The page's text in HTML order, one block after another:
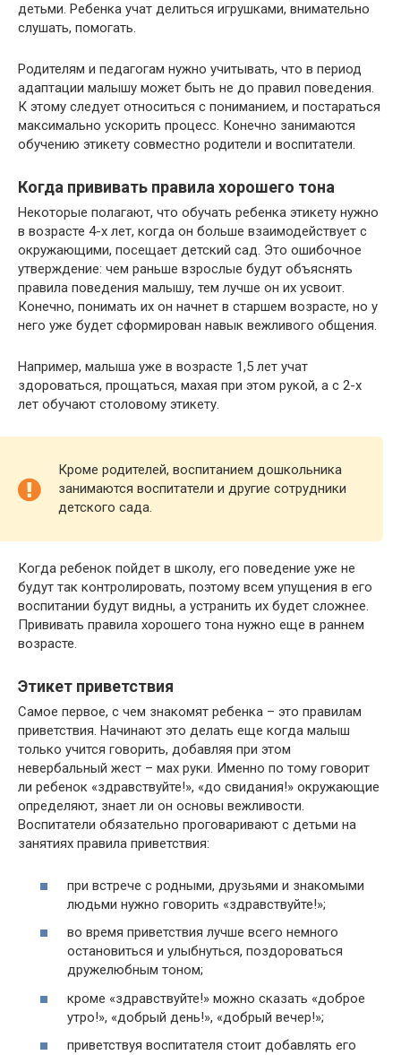
детьми. Ребенка учат делиться игрушками, внимательно
слушать, помогать.
Родителям и педагогам нужно учитывать, что в период
адаптации малышу может быть не до правил поведения.
К этому следует относиться с пониманием, и постараться
максимально ускорить процесс. Конечно занимаются
обучению этикету совместно родители и воспитатели.
Когда прививать правила хорошего тона
Некоторые полагают, что обучать ребенка этикету нужно
в возрасте 4-х лет, когда он больше взаимодействует с
окружающими, посещает детский сад. Это ошибочное
утверждение: чем раньше взрослые будут объяснять
правила поведения малышу, тем лучше он их усвоит.
Конечно, понимать их он начнет в старшем возрасте, но у
него уже будет сформирован навык вежливого общения.
Например, малыша уже в возрасте 1,5 лет учат
здороваться, прощаться, махая при этом рукой, а с 2-х
лет обучают столовому этикету.
Кроме родителей, воспитанием дошкольника
занимаются воспитатели и другие сотрудники
детского сада.
Когда ребенок пойдет в школу, его поведение уже не
будут так контролировать, поэтому всем упущения в его
воспитании будут видны, а устранить их будет сложнее.
Прививать правила хорошего тона нужно еще в раннем
возрасте.
Этикет приветствия
Самое первое, с чем знакомят ребенка – это правилам
приветствия. Начинают это делать еще когда малыш
только учится говорить, добавляя при этом
невербальный жест – мах руки. Именно по тому говорит
ли ребенок «здравствуйте!», «до свидания!» окружающие
определяют, знает ли он основы вежливости.
Воспитатели обязательно проговаривают с детьми на
занятиях правила приветствия:
при встрече с родными, друзьями и знакомыми
людьми нужно говорить «здравствуйте!»;
во время приветствия лучше всего немного
остановиться и улыбнуться, поздороваться
дружелюбным тоном;
кроме «здравствуйте!» можно сказать «доброе
утро!», «добрый день!», «добрый вечер!»;
приветствуя воспитателя стоит добавлять его